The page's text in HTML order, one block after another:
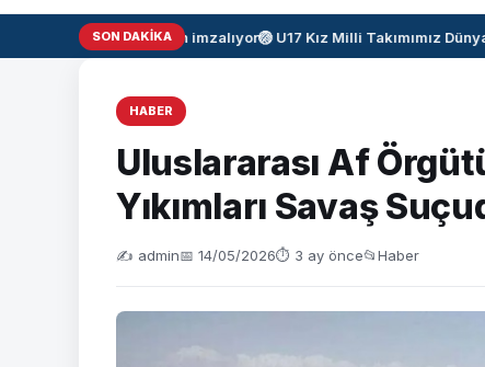
SON DAKIKA
Salah resmen imzalıyor🏐U17 Kız Milli Takımımız Dünya
HABER
Uluslararası Af
Yıkımları Savaş
✍️ admin📅 14/05/2026⏱ 3 ay önce📂Haber